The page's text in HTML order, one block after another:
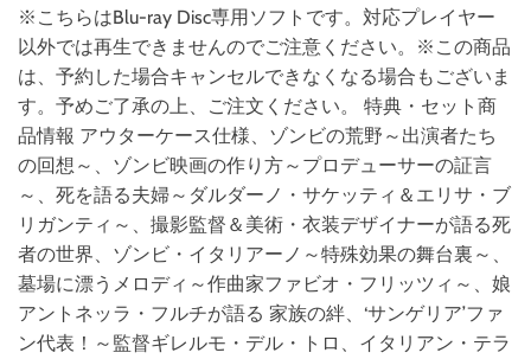
※こちらはBlu-ray Disc専用ソフトです。対応プレイヤー
以外では再生できませんのでご注意ください。※この商品
は、予約した場合キャンセルできなくなる場合もございま
す。予めご了承の上、ご注文ください。 特典・セット商
品情報 アウターケース仕様、ゾンビの荒野～出演者たち
の回想～、ゾンビ映画の作り方～プロデューサーの証言
～、死を語る夫婦～ダルダーノ・サケッティ＆エリサ・ブ
リガンティ～、撮影監督＆美術・衣装デザイナーが語る死
者の世界、ゾンビ・イタリアーノ～特殊効果の舞台裏～、
墓場に漂うメロディ～作曲家ファビオ・フリッツィ～、娘
アントネッラ・フルチが語る 家族の絆、‘サンゲリア’ファ
ン代表！～監督ギレルモ・デル・トロ、イタリアン・テラ